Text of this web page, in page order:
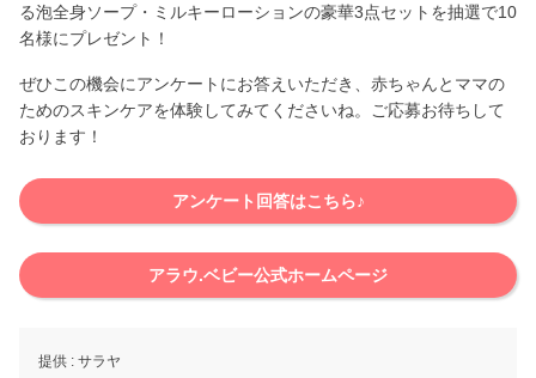
る泡全身ソープ・ミルキーローションの豪華3点セットを抽選で10
名様にプレゼント！
ぜひこの機会にアンケートにお答えいただき、赤ちゃんとママの
ためのスキンケアを体験してみてくださいね。ご応募お待ちして
おります！
アンケート回答はこちら♪
アラウ.ベビー公式ホームページ
提供 : サラヤ